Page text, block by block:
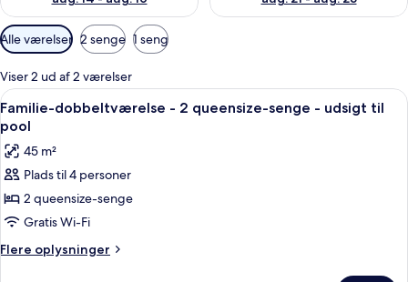
Tilgængelige
filtre
for
værelser
Alle værelser 2 senge 1 seng
Viser 2 ud af 2 værelser
Indlæs
alle
billeder
af
Familie-
dobbeltværelse
-
2
Et trægulvsrum med to senge, en
7
Familie-dobbeltværelse - 2 queensize-senge - udsigt til
pool
45 m²
Plads til 4 personer
2 queensize-senge
Gratis Wi-Fi
Flere oplysninger
Flere